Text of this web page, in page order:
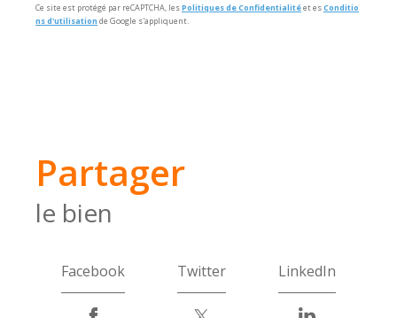
Ce site est protégé par reCAPTCHA, lesPolitiques de Confidentialitéet esConditio
ns d'utilisation de Google s'appliquent.
partager
le bien
Facebook Twitter LinkedIn